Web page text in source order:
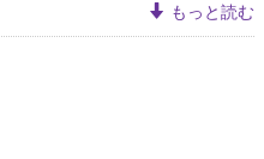
もっと読む